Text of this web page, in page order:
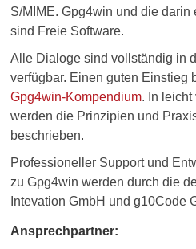
S/MIME. Gpg4win und die
sind Freie Software.
Alle Dialoge sind vollständig in
verfügbar. Einen guten Einstieg
Gpg4win-Kompendium. In
werden die Prinzipien und
beschrieben.
Professioneller Support und
zu Gpg4win werden durch die
Intevation GmbH und g10Code
Ansprechpartner: